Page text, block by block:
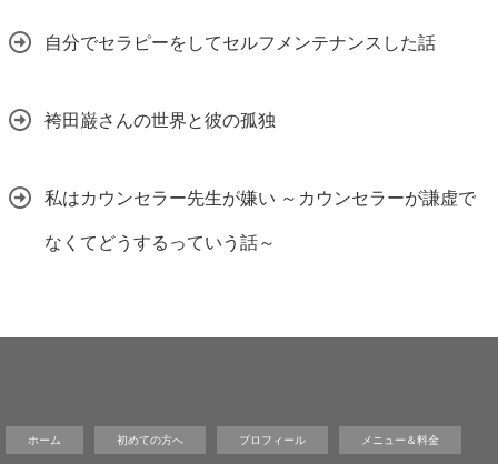
自分でセラピーをしてセルフメンテナンスした話
袴田巌さんの世界と彼の孤独
私はカウンセラー先生が嫌い ～カウンセラーが謙虚で
なくてどうするっていう話～
ホーム 初めての方へ プロフィール メニュー＆料金